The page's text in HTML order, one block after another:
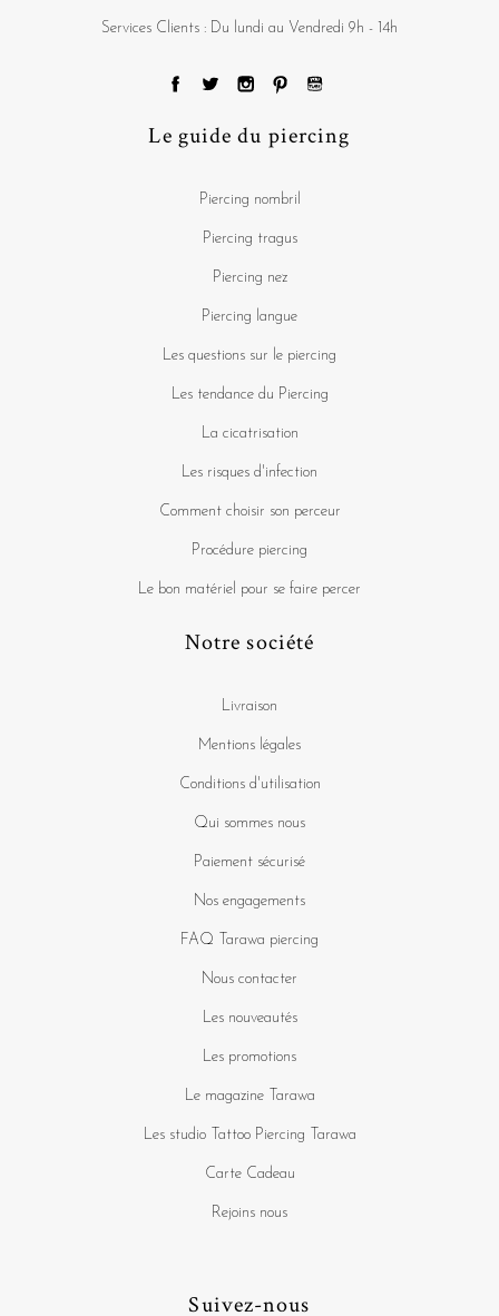
Services Clients : Du lundi au Vendredi 9h - 14h
Le guide du piercing
Piercing nombril
Piercing tragus
Piercing nez
Piercing langue
Les questions sur le piercing
Les tendance du Piercing
La cicatrisation
Les risques d'infection
Comment choisir son perceur
Procédure piercing
Le bon matériel pour se faire percer
Notre société
Livraison
Mentions légales
Conditions d'utilisation
Qui sommes nous
Paiement sécurisé
Nos engagements
FAQ Tarawa piercing
Nous contacter
Les nouveautés
Les promotions
Le magazine Tarawa
Les studio Tattoo Piercing Tarawa
Carte Cadeau
Rejoins nous
Suivez-nous